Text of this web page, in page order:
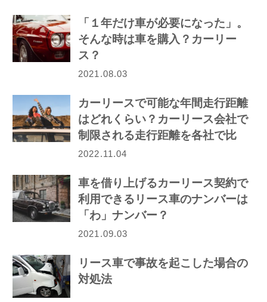
「１年だけ車が必要になった」。
そんな時は車を購入？カーリー
ス？
2021.08.03
カーリースで可能な年間走行距離
はどれくらい？カーリース会社で
制限される走行距離を各社で比
較！
2022.11.04
車を借り上げるカーリース契約で
利用できるリース車のナンバーは
「わ」ナンバー？
2021.09.03
リース車で事故を起こした場合の
対処法